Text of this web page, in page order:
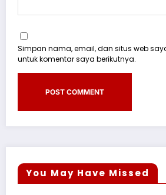
Simpan nama, email, dan situs web
untuk komentar saya berikutnya.
You May Have Missed